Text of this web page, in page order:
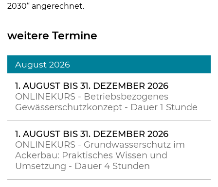
2030“ angerechnet.
weitere Termine
August 2026
1. AUGUST BIS 31. DEZEMBER 2026
ONLINEKURS - Betriebsbezogenes
Gewässerschutzkonzept - Dauer 1 Stunde
1. AUGUST BIS 31. DEZEMBER 2026
ONLINEKURS - Grundwasserschutz im
Ackerbau: Praktisches Wissen und
Umsetzung - Dauer 4 Stunden